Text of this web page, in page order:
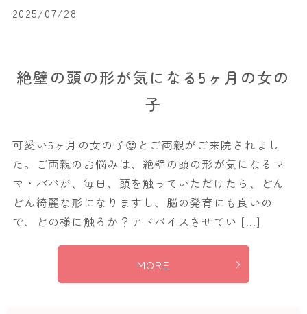
2025/07/28
絶壁の頭の形が気になる5ヶ月の女の
子
可愛い5ヶ月の女の子😍とご両親がご来院されまし
た。ご両親のお悩みは、絶壁の頭の形が気になるマ
マ・パパが、毎日、頭を触っていただけたら、どん
どん綺麗な形になりますし、脳の発育にも良いの
で、どの様に触るか？アドバイスさせてい […]
MORE